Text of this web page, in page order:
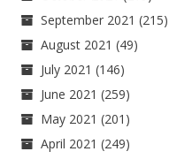
September 2021 (215)
August 2021 (49)
July 2021 (146)
June 2021 (259)
May 2021 (201)
April 2021 (249)